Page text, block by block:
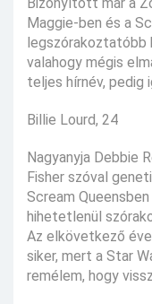
Maggie-ben és a
valahogy mégis
teljes hírnév, pedig
Billie Lourd, 24
Nagyanyja Debbie
Fisher szóval
Scream
hihetetlenül
Az elkövetkező
siker, mert a Star
remélem, hogy